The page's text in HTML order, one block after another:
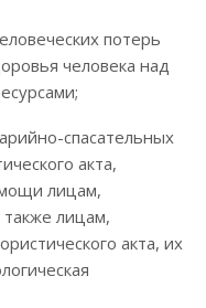
потерь
человека над
спасательных
акта,
лицам,
лицам,
акта, их